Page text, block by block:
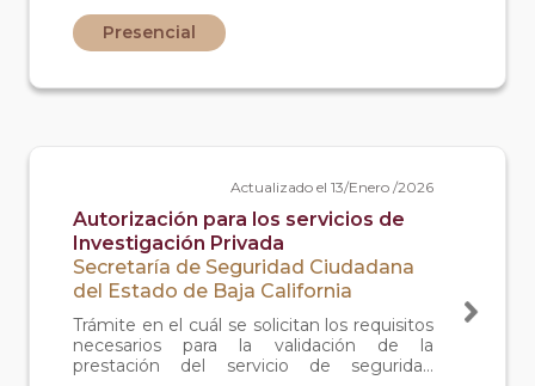
entrenados para vigilancia).
Presencial
Actualizado el 13/Enero /2026
Autorización para los servicios de
Investigación Privada
Secretaría de Seguridad Ciudadana
del Estado de Baja California
Trámite en el cuál se solicitan los requisitos
necesarios para la validación de la
prestación del servicio de seguridad